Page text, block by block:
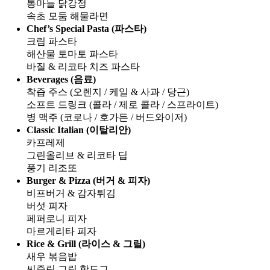
통마늘 닭강정
속초 모둠 해물라면
Chef’s Special Pasta (파스타)
크림 파스타
해산물 토마토 파스타
바질 & 리코타 치즈 파스타
Beverages (음료)
착즙 주스 (오렌지 / 케일 & 사과 / 당근)
소프트 드링크 (콜라 / 제로 콜라 / 스프라이트)
병 맥주 (코로나 / 호가든 / 버드와이저)
Classic Italian (이탈리안)
카프레제
그린올리브 & 리코타 딥
풍기 리조또
Burger & Pizza (버거 & 피자)
비프버거 & 감자튀김
버섯 피자
페퍼로니 피자
마르게리타 피자
Rice & Grill (라이스 & 그릴)
새우 볶음밥